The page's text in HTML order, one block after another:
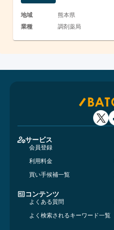
地域
熊本県
業種
調剤薬局
サービス
会員登録
利用料金
買い手候補一覧
コンテンツ
よくある質問
よく検索されるキーワード一覧